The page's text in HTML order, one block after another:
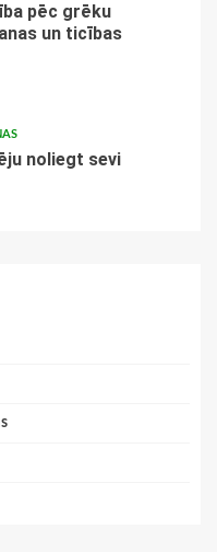
pēc grēku
un ticības
noliegt sevi